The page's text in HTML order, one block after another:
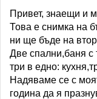
Привет, знаещи и
Това е снимка на
ни ще бъде на
Две спални,баня с
три в едно:
Надяваме се с
година да я